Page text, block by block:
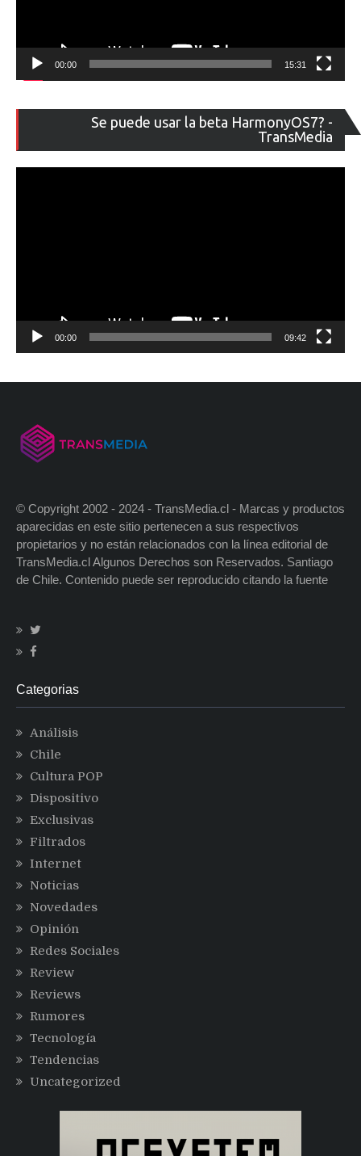
00:00 15:31
Se puede usar la beta HarmonyOS7? -
TransMedia
de
00:00 09:42
© Copyright 2002 - 2024 - TransMedia.cl - Marcas y productos
aparecidas en este sitio pertenecen a sus respectivos
propietarios y no están relacionados con la línea editorial de
TransMedia.cl Algunos Derechos son Reservados. Santiago
de Chile. Contenido puede ser reproducido citando la fuente
Categorias
Análisis
Chile
Cultura POP
Dispositivo
Exclusivas
Filtrados
Internet
Noticias
Novedades
Opinión
Redes Sociales
Review
Reviews
Rumores
Tecnología
Tendencias
Uncategorized